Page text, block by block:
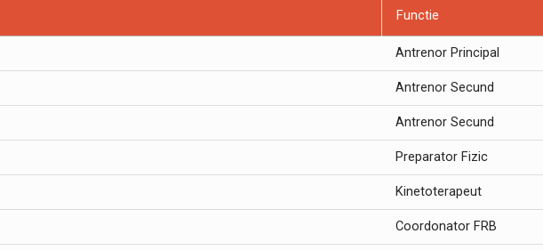
Functie
Antrenor Principal
Antrenor Secund
Antrenor Secund
Preparator Fizic
Kinetoterapeut
Coordonator FRB